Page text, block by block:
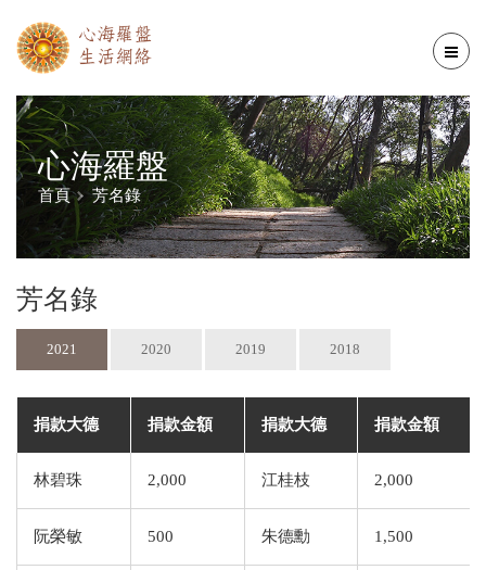
心海羅盤
首頁 芳名錄
芳名錄
2021 2020 2019 2018
捐款大德 捐款金額 捐款大德 捐款金額
林碧珠 2,000 江桂枝 2,000
阮榮敏 500 朱德勳 1,500